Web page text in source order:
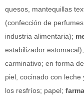
quesos, mantequillas
(confección de
industria alimentaria);
estabilizador
carminativo; en forma de
piel, cocinado con
los resfríos; papel;